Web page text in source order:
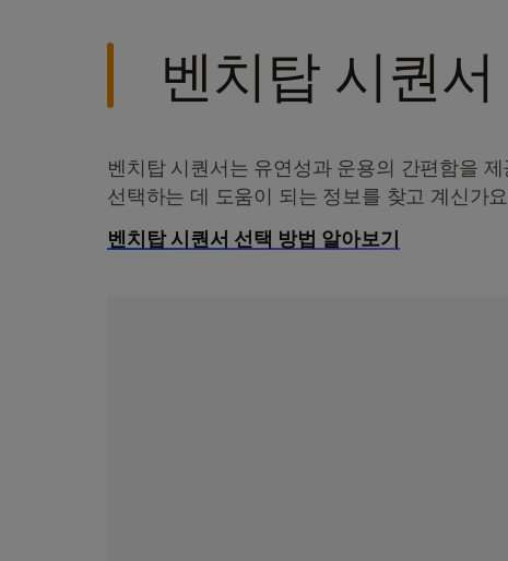
벤치탑 시퀀서
벤치탑 시퀀서는 유연성과 운용의 간편함을
선택하는 데 도움이 되는 정보를 찾고 계신가
벤치탑 시퀀서 선택 방법 알아보기